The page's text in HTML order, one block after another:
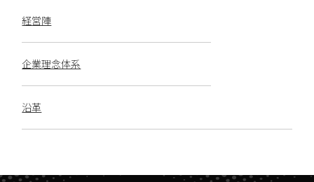
経営陣
企業理念体系
沿革